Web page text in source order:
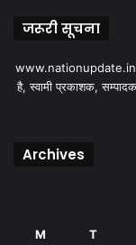
जरूरी सूचना
www.nationupdate.in
है, स्वामी प्रकाशक,
Archives
M T